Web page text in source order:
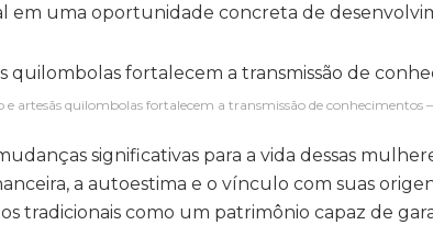
em uma oportunidade concreta de
e artesãs quilombolas fortalecem a transmissão de conhecimentos
significativas para a vida dessas
a autoestima e o vínculo com suas
tradicionais como um patrimônio capaz de